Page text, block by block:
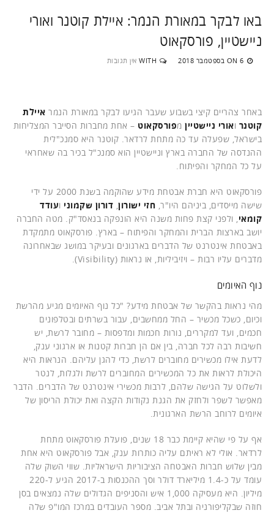
באו לבקר במאורת הנמר: איילת קוטנר ואורי
ניישטיין, פורסקאוט
ON 6 בספטמבר 2018 WITH אין תגובות
באחר צהריים קיצי בשבוע שעבר הגיעו לבקר במאורת הנמר איילת
קוטנר ואורי ניישטיין מפורסקאוט – אחת מחברות הסייבר המצליחות
בישראל, שפעלה עד כה מתחת לרדאר. קוטנר היא סמנכ"לית
ההנדסה של החברה בארץ וניישטיין הוא סמנכ"ל בכיר בה שאחראי
על כל המחקר והפיתוח.
פורסקאוט היא חברת אבטחת מידע שהוקמה בשנת 2000 על ידי
שישה מייסדים, ביניהם היו"ר, חזי ישורון, דורון שקמוני ועודד
קומאי, ולפני קצת פחות משנה היא הונפקה בנאסד"ק. מטה החברה
יושב בארצות הברית והמחקר והפיתוח – בארץ. פורסקאוט מתמקדת
באבטחת אינטרנט של הדברים בארגונים ובעיקר במושג שבאחרונה
מדברים עליו רבות – ויזיביליות, או נראות (Visibility).
נוף האיומים
מהי נראות בהקשר של אבטחת מידע? "כל נוף האיומים מגיע מהרשת
וכיום, כשכל מכשיר – החל ממחשבים, עבור בשרתים ובטלפונים
חכמים, ועד למקררים, נורות חכמות ומדפסות – מחובר לרשת, יש
חשיבות רבה לכל חברה, בין אם הן חברות קטנות או ארגוני ענק,
לדעת אילו מכשירים מחוברים לרשת, כדי להגן עליהם. הנראות היא
היכולת לראות את כל המכשירים המחוברים לרשת ולגלות, לנטר
ולשלוט על הגישה שלהם, לרבות מכשירי אינטרנט של הדברים. הדבר
מאפשר לשפר ולחזק את הגנת נקודות הקצה ואת יכולת הריסון של
איומים לרוחב הרשת הארגונית.
אף על פי שהיא קיימת כבר 18 שנים, פועלת פורסקאוט מתחת
לרדאר. אולי לא ראיתם עליה כותרות ענק, אבל פורסקאוט היא אחת
מבין שלוש חברות האבטחה הציבוריות הישראליות. שווי השוק שלה
עומד על כ-1.4 מיליארד דולר וסך ההכנסות ב-2017 הגיע ל-220
מיליון. היא מעסיקה 1,000 איש והסניפים הגדולים שלה נמצאים בסן
חוזה שבקליפורניה ובתל אביב. מספר העובדים במרכז המו"פ שלה